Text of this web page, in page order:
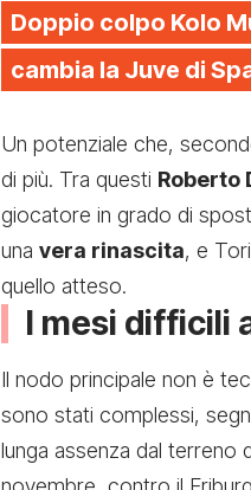
Doppio colpo Kolo
cambia la Juve di
Un potenziale che,
di più. Tra questi Roberto
giocatore in grado di
una vera rinascita, e
quello atteso.
I mesi difficili
Il nodo principale non è
sono stati complessi,
lunga assenza dal terreno